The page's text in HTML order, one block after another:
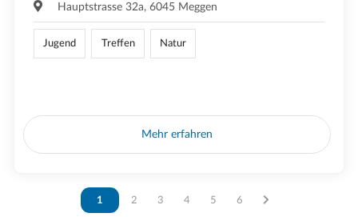
Hauptstrasse 32a, 6045 Meggen
Jugend Treffen Natur
Mehr erfahren
Vous êtes sur la page
1 Vous êtes sur la page
2 Vous êtes sur la page
3 Vous êtes sur la page
4 Vous êtes sur la page
5 Vous êtes sur la page
6